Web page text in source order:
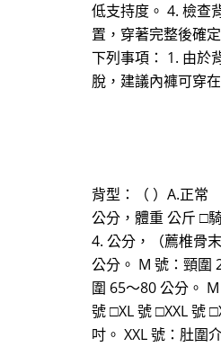
低支持度。 4. 檢查
置，穿著完整後確
下列事項： 1. 由於
脫，建議內褲可穿
背型：（ ）A.正常
公分，體重 公斤 □
4. 公分，（薦椎骨
公分。 M 號：頸圍
圍 65～80 公分。
號 □XL 號 □XXL 號
吋。 XXL 號：肚圍